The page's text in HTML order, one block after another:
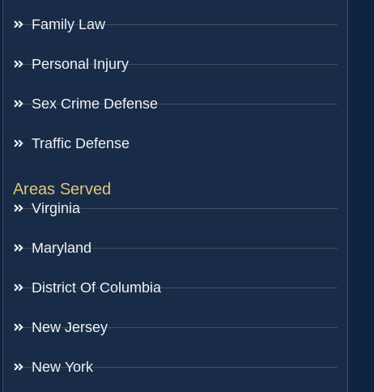
Family Law
Personal Injury
Sex Crime Defense
Traffic Defense
Areas Served
Virginia
Maryland
District Of Columbia
New Jersey
New York